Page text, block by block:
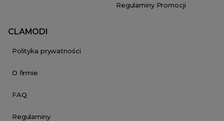
Regulaminy Promocji
CLAMODI
Polityka prywatności
O firmie
FAQ
Regulaminy